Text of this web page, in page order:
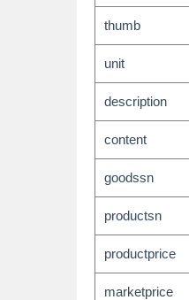
thumb
unit
description
content
goodssn
productsn
productprice
marketprice